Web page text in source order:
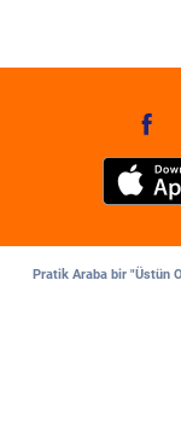
Pratik Araba bir "Üstün